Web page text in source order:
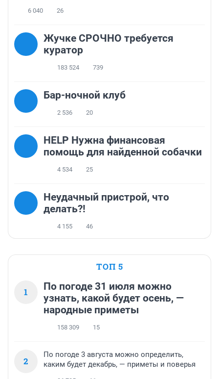
6 040 26
Жучке СРОЧНО требуется
куратор
183 524 739
Бар-ночной клуб
2 536 20
HELP Нужна финансовая
помощь для найденной собачки
4 534 25
Неудачный пристрой, что
делать?!
4 155 46
ТОП 5
1
По погоде 31 июля можно
узнать, какой будет осень, —
народные приметы
158 309 15
2
По погоде 3 августа можно определить,
каким будет декабрь, — приметы и поверья